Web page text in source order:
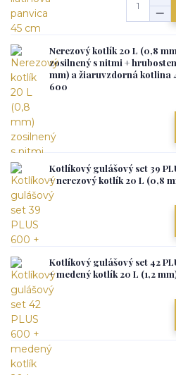
Nerezový kotlík 20 L (0,8
zosilnený s nitmi +
mm) a žiaruvzdorná kotlina
600
Kotlíkový gulášový set 39
+ nerezový kotlík 20 L (0,8
Kotlíkový gulášový set 42
+ medený kotlík 20 L (1,2